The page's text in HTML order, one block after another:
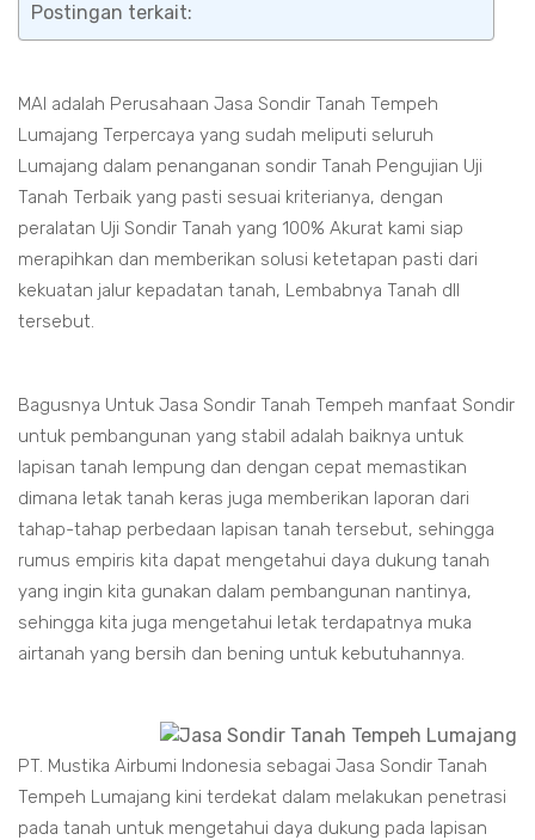
Postingan terkait:
MAI adalah Perusahaan Jasa Sondir Tanah Tempeh
Lumajang Terpercaya yang sudah meliputi seluruh
Lumajang dalam penanganan sondir Tanah Pengujian Uji
Tanah Terbaik yang pasti sesuai kriterianya, dengan
peralatan Uji Sondir Tanah yang 100% Akurat kami siap
merapihkan dan memberikan solusi ketetapan pasti dari
kekuatan jalur kepadatan tanah, Lembabnya Tanah dll
tersebut.
Bagusnya Untuk Jasa Sondir Tanah Tempeh manfaat Sondir
untuk pembangunan yang stabil adalah baiknya untuk
lapisan tanah lempung dan dengan cepat memastikan
dimana letak tanah keras juga memberikan laporan dari
tahap-tahap perbedaan lapisan tanah tersebut, sehingga
rumus empiris kita dapat mengetahui daya dukung tanah
yang ingin kita gunakan dalam pembangunan nantinya,
sehingga kita juga mengetahui letak terdapatnya muka
airtanah yang bersih dan bening untuk kebutuhannya.
PT. Mustika Airbumi Indonesia sebagai Jasa Sondir Tanah
Tempeh Lumajang kini terdekat dalam melakukan penetrasi
pada tanah untuk mengetahui daya dukung pada lapisan